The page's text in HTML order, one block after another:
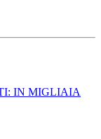
IN MIGLIAIA